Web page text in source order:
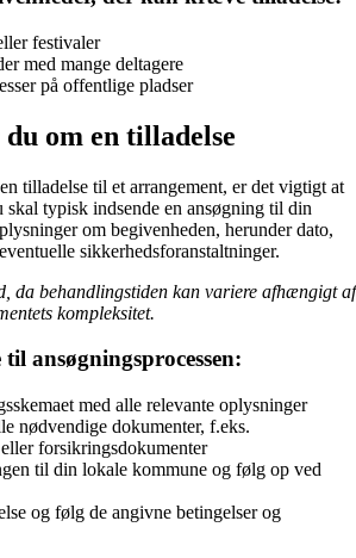
festivaler
med mange deltagere
på offentlige pladser
du om en tilladelse
tilladelse til et arrangement, er det vigtigt at
typisk indsende en ansøgning til din
om begivenheden, herunder dato,
sikkerhedsforanstaltninger.
da behandlingstiden kan variere afhængigt af
kompleksitet.
ansøgningsprocessen:
med alle relevante oplysninger
nødvendige dokumenter, f.eks.
forsikringsdokumenter
til din lokale kommune og følg op ved
og følg de angivne betingelser og